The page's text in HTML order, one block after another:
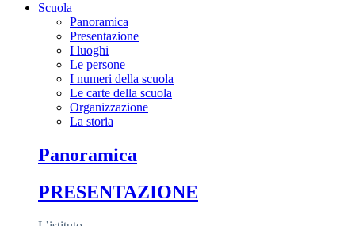
Scuola
Panoramica
Presentazione
I luoghi
Le persone
I numeri della scuola
Le carte della scuola
Organizzazione
La storia
Panoramica
PRESENTAZIONE